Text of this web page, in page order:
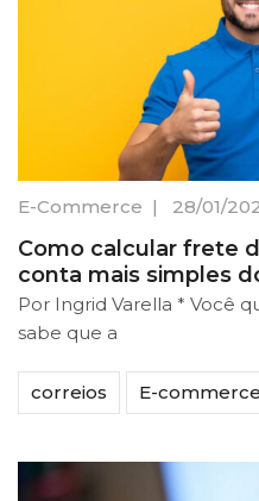
E-Commerce | 28/01/
Como calcular frete
conta mais simples
Por Ingrid Varella * Você
sabe que a
correios E-commerce